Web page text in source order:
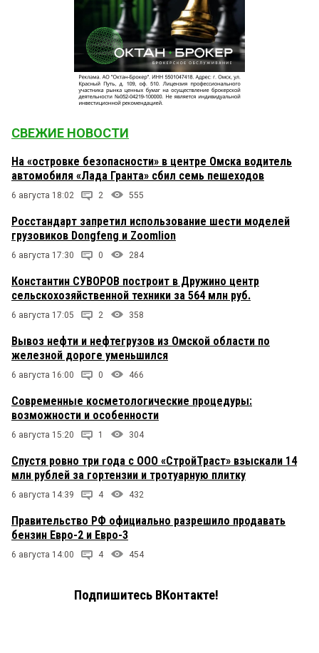
СВЕЖИЕ НОВОСТИ
На «островке безопасности» в центре Омска водитель
автомобиля «Лада Гранта» сбил семь пешеходов
6 августа 18:02 2 555
Росстандарт запретил использование шести моделей
грузовиков Dongfeng и Zoomlion
6 августа 17:30 0 284
Константин СУВОРОВ построит в Дружино центр
сельскохозяйственной техники за 564 млн руб.
6 августа 17:05 2 358
Вывоз нефти и нефтегрузов из Омской области по
железной дороге уменьшился
6 августа 16:00 0 466
Современные косметологические процедуры:
возможности и особенности
6 августа 15:20 1 304
Спустя ровно три года с ООО «СтройТраст» взыскали 14
млн рублей за гортензии и тротуарную плитку
6 августа 14:39 4 432
Правительство РФ официально разрешило продавать
бензин Евро-2 и Евро-3
6 августа 14:00 4 454
Подпишитесь ВКонтакте!